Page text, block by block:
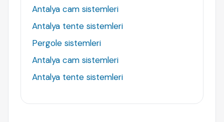
Antalya cam sistemleri
Antalya tente sistemleri
Pergole sistemleri
Antalya cam sistemleri
Antalya tente sistemleri